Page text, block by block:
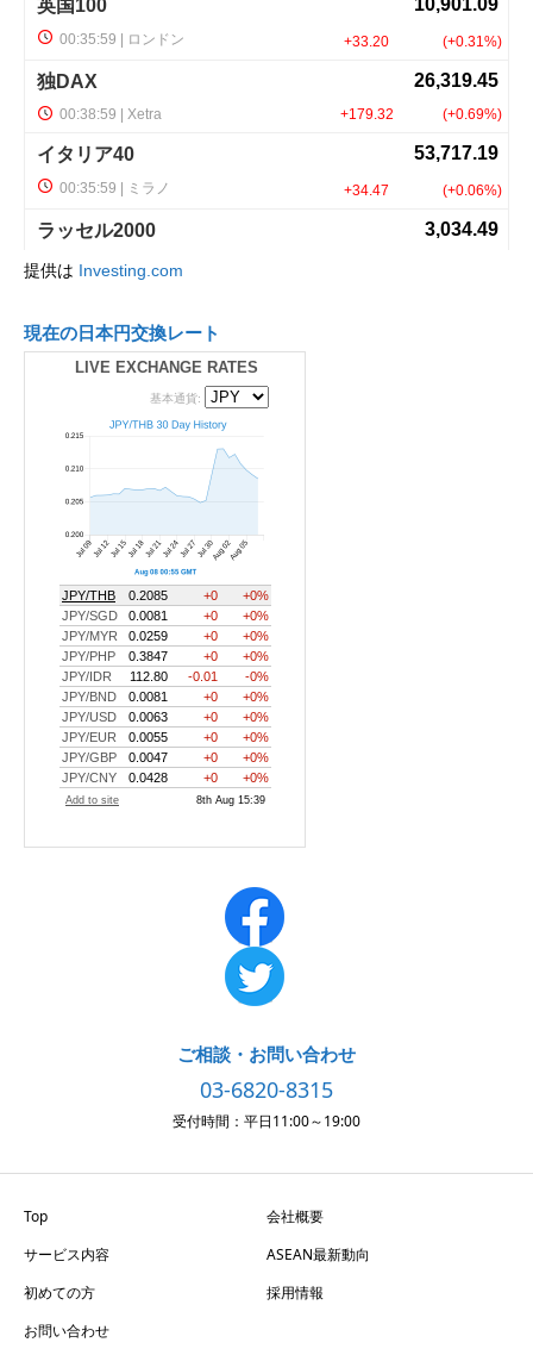
提供は Investing.com
現在の日本円交換レート
LIVE EXCHANGE RATES
ご相談・お問い合わせ
03-6820-8315
受付時間：平日11:00～19:00
Top
会社概要
サービス内容
ASEAN最新動向
初めての方
採用情報
お問い合わせ